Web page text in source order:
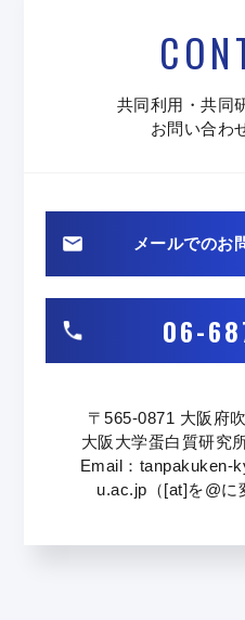
共同利用・共同
お問い合わ
メールでのお
06-
〒565-0871 大阪府
大阪大学蛋白質研究
Email：tanpakuken-
u.ac.jp（[at]を@に